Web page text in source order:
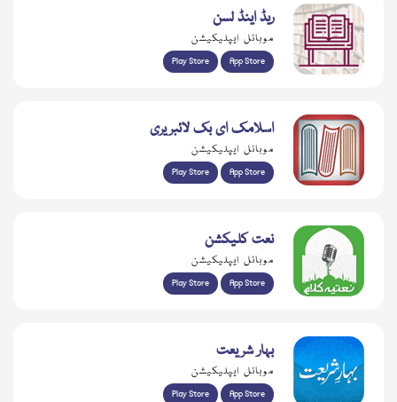
ریڈ اینڈ لسن
موبائل ایپلیکیشن
Play Store App Store
اسلامک ای بک لائبریری
موبائل ایپلیکیشن
Play Store App Store
نعت کلیکشن
موبائل ایپلیکیشن
Play Store App Store
بہار شریعت
موبائل ایپلیکیشن
Play Store App Store